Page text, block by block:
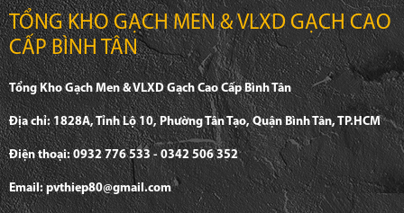
TỔNG KHO GẠCH MEN & VLXD GẠCH CAO
CẤP BÌNH TÂN
Tổng Kho Gạch Men & VLXD Gạch Cao Cấp Bình Tân
Địa chỉ: 1828A, Tỉnh Lộ 10, Phường Tân Tạo, Quận Bình Tân, TP.HCM
Điện thoại: 0932 776 533 - 0342 506 352
Email: pvthiep80@gmail.com